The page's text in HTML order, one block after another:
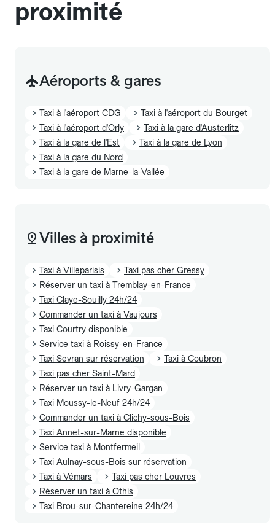
proximité
Aéroports & gares
Taxi à l'aéroport CDG
Taxi à l'aéroport du Bourget
Taxi à l'aéroport d'Orly
Taxi à la gare d'Austerlitz
Taxi à la gare de l'Est
Taxi à la gare de Lyon
Taxi à la gare du Nord
Taxi à la gare de Marne-la-Vallée
Villes à proximité
Taxi à Villeparisis
Taxi pas cher Gressy
Réserver un taxi à Tremblay-en-France
Taxi Claye-Souilly 24h/24
Commander un taxi à Vaujours
Taxi Courtry disponible
Service taxi à Roissy-en-France
Taxi Sevran sur réservation
Taxi à Coubron
Taxi pas cher Saint-Mard
Réserver un taxi à Livry-Gargan
Taxi Moussy-le-Neuf 24h/24
Commander un taxi à Clichy-sous-Bois
Taxi Annet-sur-Marne disponible
Service taxi à Montfermeil
Taxi Aulnay-sous-Bois sur réservation
Taxi à Vémars
Taxi pas cher Louvres
Réserver un taxi à Othis
Taxi Brou-sur-Chantereine 24h/24